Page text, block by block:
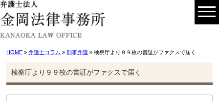
HOME »弁護士コラム »刑事弁護 » 検察庁より９９枚の書証がファクスで届く
検察庁より９９枚の書証がファクスで届く